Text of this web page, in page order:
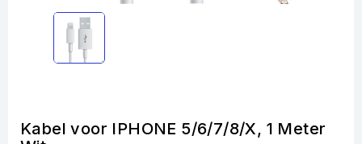
Kabel voor IPHONE 5/6/7/8/X, 1 Meter